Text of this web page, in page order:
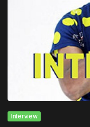
Interview